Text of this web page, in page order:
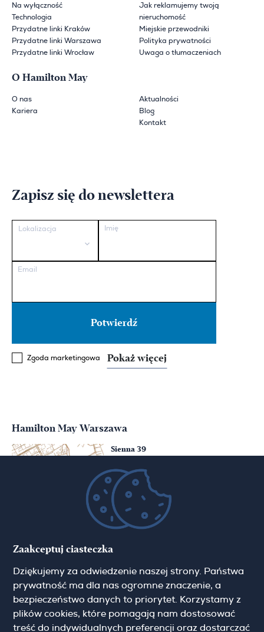
Na wyłączność
Technologia
Przydatne linki Kraków
Przydatne linki Warszawa
Przydatne linki Wrocław
Jak reklamujemy twoją
nieruchomość
Miejskie przewodniki
Polityka prywatności
Uwaga o tłumaczeniach
O Hamilton May
O nas
Kariera
Aktualności
Blog
Kontakt
Zapisz się do newslettera
Lokalizacja Imię
Email
Zgoda marketingowa Pokaż więcej
Hamilton May Warszawa
Sienna 39
(+48) 22 428 16 15
warsaw@hamiltonmay.com
31-117 Krakow
(+48) 12 426 51 26
krakow@hamiltonmay.com
Zaakceptuj ciasteczka
Dziękujemy za odwiedzenie naszej strony. Państwa
prywatność ma dla nas ogromne znaczenie, a
bezpieczeństwo danych to priorytet. Korzystamy z
plików cookies, które pomagają nam dostosować
treść do indywidualnych preferencji oraz dostarczać